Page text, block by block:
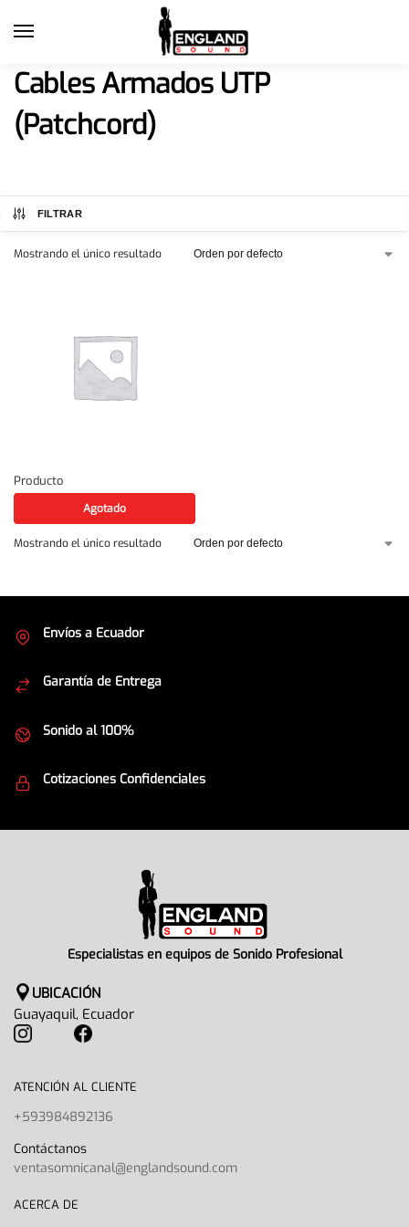
Cables Armados UTP
(Patchcord)
FILTRAR
Mostrando el único resultado
Producto
Agotado
Mostrando el único resultado
Envíos a Ecuador
Garantía de Entrega
Sonido al 100%
Cotizaciones Confidenciales
Especialistas en equipos de Sonido Profesional
UBICACIÓN
Guayaquil, Ecuador
ATENCIÓN AL CLIENTE
+593984892136
Contáctanos
ventasomnicanal@englandsound.com
ACERCA DE